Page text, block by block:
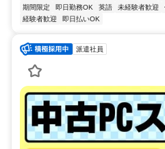
期間限定
即日勤務OK 英語 未経験者歓迎
経験者歓迎
即日払いOK
派遣社員